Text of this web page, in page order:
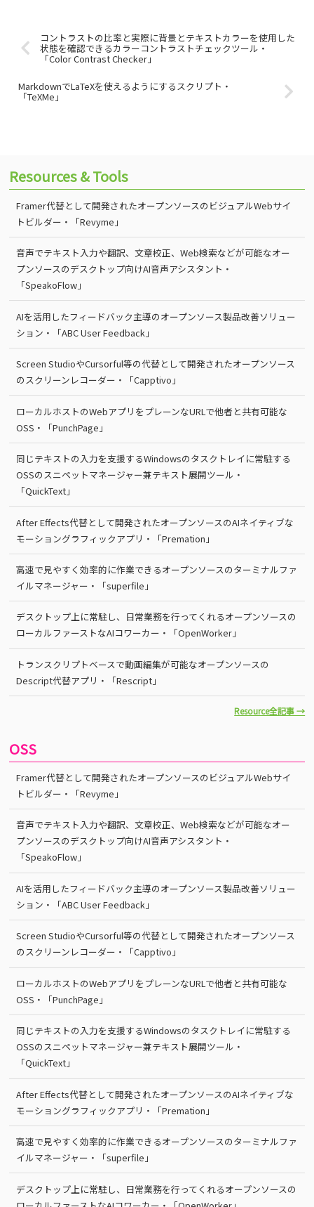
コントラストの比率と実際に背景とテキストカラーを使用した
状態を確認できるカラーコントラストチェックツール・
「Color Contrast Checker」
MarkdownでLaTeXを使えるようにするスクリプト・
「TeXMe」
Resources & Tools
Framer代替として開発されたオープンソースのビジュアルWebサイ
トビルダー・「Revyme」
音声でテキスト入力や翻訳、文章校正、Web検索などが可能なオー
プンソースのデスクトップ向けAI音声アシスタント・
「SpeakoFlow」
AIを活用したフィードバック主導のオープンソース製品改善ソリュー
ション・「ABC User Feedback」
Screen StudioやCursorful等の代替として開発されたオープンソース
のスクリーンレコーダー・「Capptivo」
ローカルホストのWebアプリをプレーンなURLで他者と共有可能な
OSS・「PunchPage」
同じテキストの入力を支援するWindowsのタスクトレイに常駐する
OSSのスニペットマネージャー兼テキスト展開ツール・
「QuickText」
After Effects代替として開発されたオープンソースのAIネイティブな
モーショングラフィックアプリ・「Premation」
高速で見やすく効率的に作業できるオープンソースのターミナルファ
イルマネージャー・「superfile」
デスクトップ上に常駐し、日常業務を行ってくれるオープンソースの
ローカルファーストなAIコワーカー・「OpenWorker」
トランスクリプトベースで動画編集が可能なオープンソースの
Descript代替アプリ・「Rescript」
Resource全記事 →
OSS
Framer代替として開発されたオープンソースのビジュアルWebサイ
トビルダー・「Revyme」
音声でテキスト入力や翻訳、文章校正、Web検索などが可能なオー
プンソースのデスクトップ向けAI音声アシスタント・
「SpeakoFlow」
AIを活用したフィードバック主導のオープンソース製品改善ソリュー
ション・「ABC User Feedback」
Screen StudioやCursorful等の代替として開発されたオープンソース
のスクリーンレコーダー・「Capptivo」
ローカルホストのWebアプリをプレーンなURLで他者と共有可能な
OSS・「PunchPage」
同じテキストの入力を支援するWindowsのタスクトレイに常駐する
OSSのスニペットマネージャー兼テキスト展開ツール・
「QuickText」
After Effects代替として開発されたオープンソースのAIネイティブな
モーショングラフィックアプリ・「Premation」
高速で見やすく効率的に作業できるオープンソースのターミナルファ
イルマネージャー・「superfile」
デスクトップ上に常駐し、日常業務を行ってくれるオープンソースの